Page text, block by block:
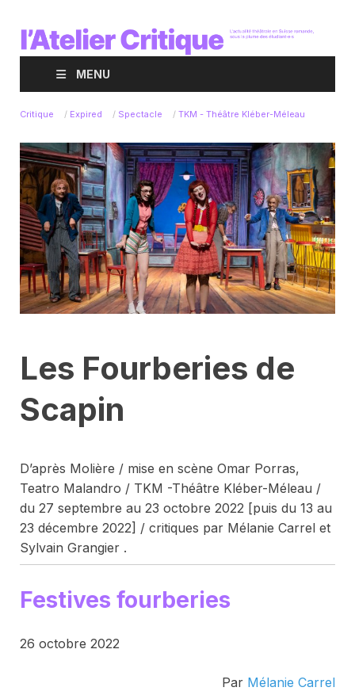
MENU
Critique / Expired / Spectacle / TKM - Théâtre Kléber-Méleau
Les Fourberies de
Scapin
D’après Molière / mise en scène Omar Porras,
Teatro Malandro / TKM -Théâtre Kléber-Méleau /
du 27 septembre au 23 octobre 2022 [puis du 13 au
23 décembre 2022] / critiques par Mélanie Carrel et
Sylvain Grangier .
Festives fourberies
26 octobre 2022
Par Mélanie Carrel